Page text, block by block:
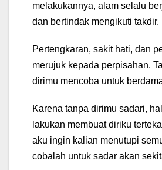
melakukannya, alam selalu
dan bertindak mengikuti takdir.
Pertengkaran, sakit hati, dan
merujuk kepada perpisahan.
dirimu mencoba untuk
Karena tanpa dirimu sadari,
lakukan membuat diriku
aku ingin kalian menutupi
cobalah untuk sadar akan